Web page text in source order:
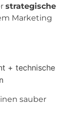
strategische
Marketing
+ technische
sauber